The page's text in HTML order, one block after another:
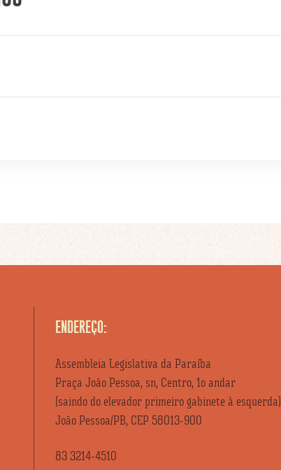
ENDEREÇO:
Assembleia Legislativa da Paraíba
Praça João Pessoa, sn, Centro, 1o andar
(saindo do elevador primeiro gabinete à esquerda)
João Pessoa/PB, CEP 58013-900
83 3214-4510